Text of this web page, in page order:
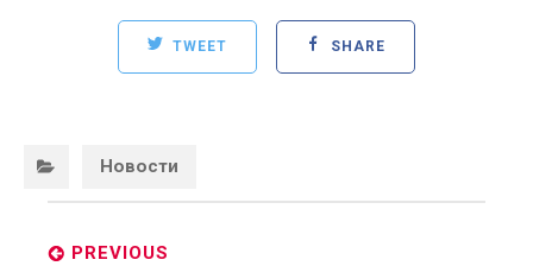
TWEET SHARE
Новости
navigation
PREVIOUS